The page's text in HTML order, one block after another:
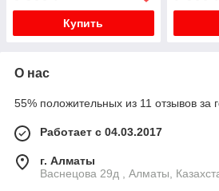
Купить
О нас
55% положительных из 11 отзывов за
Работает с 04.03.2017
г. Алматы
Васнецова 29д , Алматы,